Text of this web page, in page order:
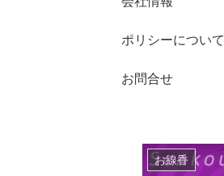
お線香
ポリシーについて
お問合せ